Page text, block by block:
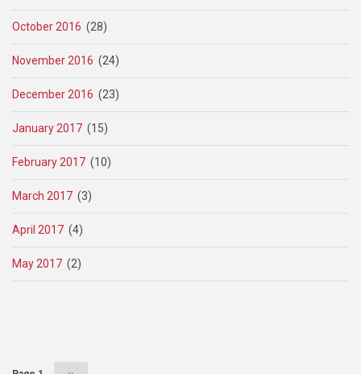
October 2016 (28)
November 2016 (24)
December 2016 (23)
January 2017 (15)
February 2017 (10)
March 2017 (3)
April 2017 (4)
May 2017 (2)